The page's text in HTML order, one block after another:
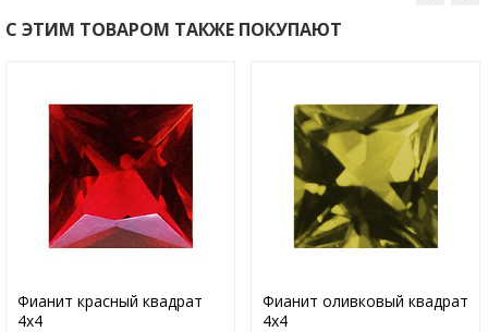
С ЭТИМ ТОВАРОМ ТАКЖЕ ПОКУПАЮТ
Фианит красный квадрат
4х4
Фианит оливковый квадрат
4х4